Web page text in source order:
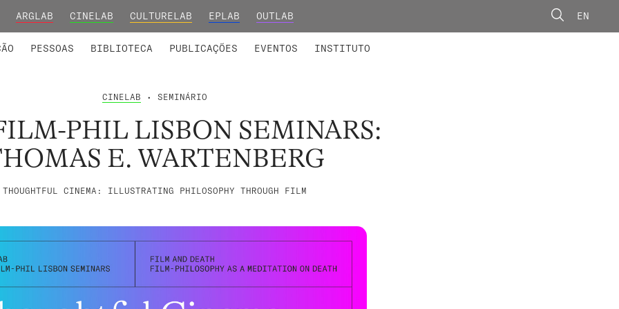
ARGLAB CINELAB CULTURELAB EPLAB OUTLAB EN
PESSOAS BIBLIOTECA PUBLICAÇÕES EVENTOS INSTITUTO
CINELAB • SEMINÁRIO
PHIL LISBON SEMINARS:
E. WARTENBERG
THOUGHTFUL CINEMA: ILLUSTRATING PHILOSOPHY THROUGH FILM